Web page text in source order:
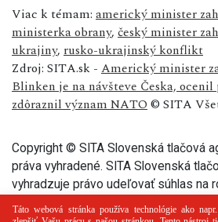
Viac k témam: americký minister
ministerka obrany, český minister
ukrajiny, rusko-ukrajinský konflikt
Zdroj: SITA.sk - Americký minister
Blinken je na návšteve Česka,
zdôraznil význam NATO © SITA
Copyright © SITA Slovenská tlačová
práva vyhradené. SITA Slovenská
vyhradzuje právo udeľovať súhlas na